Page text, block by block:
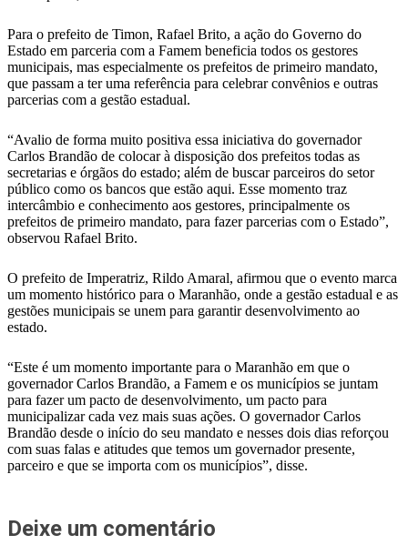
Para o prefeito de Timon, Rafael Brito, a ação do Governo do
Estado em parceria com a Famem beneficia todos os gestores
municipais, mas especialmente os prefeitos de primeiro mandato,
que passam a ter uma referência para celebrar convênios e outras
parcerias com a gestão estadual.
“Avalio de forma muito positiva essa iniciativa do governador
Carlos Brandão de colocar à disposição dos prefeitos todas as
secretarias e órgãos do estado; além de buscar parceiros do setor
público como os bancos que estão aqui. Esse momento traz
intercâmbio e conhecimento aos gestores, principalmente os
prefeitos de primeiro mandato, para fazer parcerias com o Estado”,
observou Rafael Brito.
O prefeito de Imperatriz, Rildo Amaral, afirmou que o evento marca
um momento histórico para o Maranhão, onde a gestão estadual e as
gestões municipais se unem para garantir desenvolvimento ao
estado.
“Este é um momento importante para o Maranhão em que o
governador Carlos Brandão, a Famem e os municípios se juntam
para fazer um pacto de desenvolvimento, um pacto para
municipalizar cada vez mais suas ações. O governador Carlos
Brandão desde o início do seu mandato e nesses dois dias reforçou
com suas falas e atitudes que temos um governador presente,
parceiro e que se importa com os municípios”, disse.
Deixe um comentário